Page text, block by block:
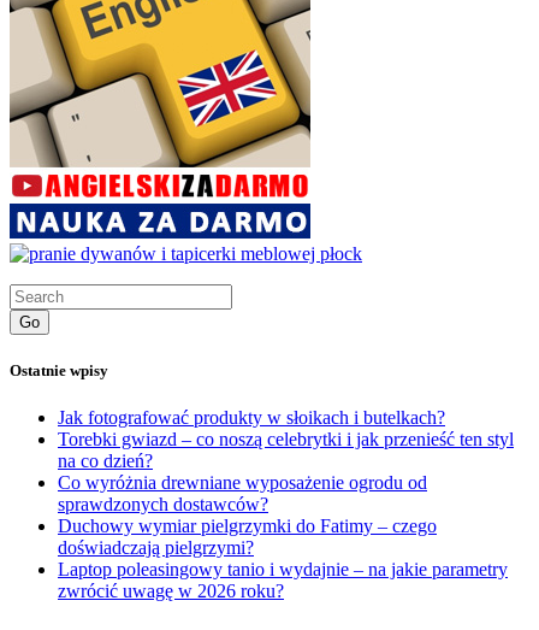
Go
Ostatnie wpisy
Jak fotografować produkty w słoikach i butelkach?
Torebki gwiazd – co noszą celebrytki i jak przenieść ten styl
na co dzień?
Co wyróżnia drewniane wyposażenie ogrodu od
sprawdzonych dostawców?
Duchowy wymiar pielgrzymki do Fatimy – czego
doświadczają pielgrzymi?
Laptop poleasingowy tanio i wydajnie – na jakie parametry
zwrócić uwagę w 2026 roku?